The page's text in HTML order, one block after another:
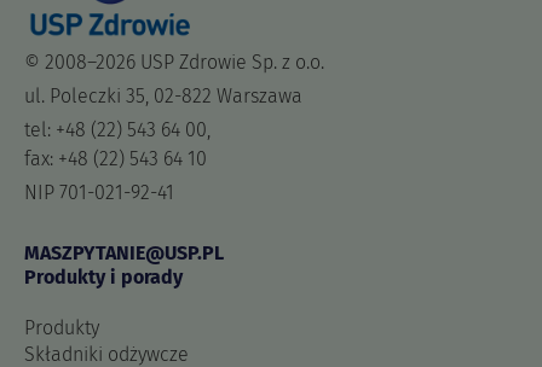
© 2008–2026 USP Zdrowie Sp. z o.o.
ul. Poleczki 35, 02-822 Warszawa
tel: +48 (22) 543 64 00,
fax: +48 (22) 543 64 10
NIP 701-021-92-41
MASZPYTANIE@USP.PL
Produkty i porady
Produkty
Składniki odżywcze